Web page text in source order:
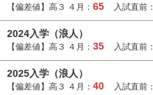
【偏差値】高３ ４月： 65 入試直前：
2024入学（浪人）
【偏差値】高３ ４月： 35 入試直前：
2025入学（浪人）
【偏差値】高３ ４月： 40 入試直前：